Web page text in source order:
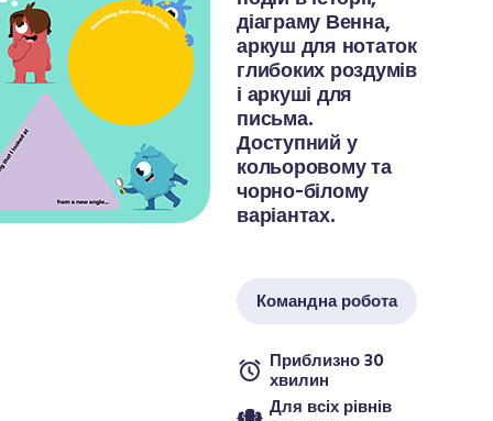
діаграму Венна,
аркуш для нотаток
глибоких роздумів
і аркуші для
письма.
Доступний у
кольоровому та
чорно-білому
варіантах.
Командна робота
Приблизно 30
хвилин
Для всіх рівнів